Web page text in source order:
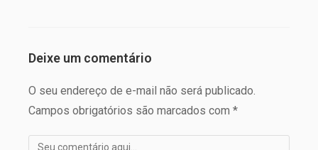
Deixe um comentário
O seu endereço de e-mail não será publicado.
Campos obrigatórios são marcados com *